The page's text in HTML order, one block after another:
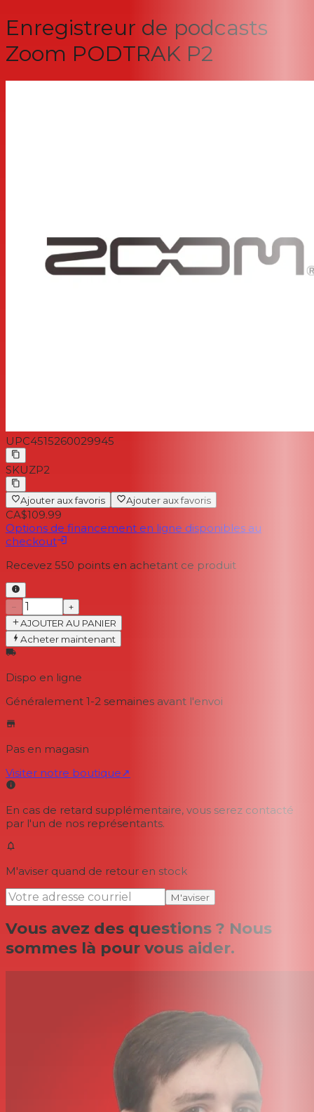
Enregistreur de podcasts
Zoom PODTRAK P2
UPC4515260029945
SKUZP2
Ajouter aux favoris Ajouter aux favoris
CA$109.99
Options de financement en ligne disponibles au
checkout
Recevez 550 points en achetant ce produit
−
+
AJOUTER AU PANIER
Acheter maintenant
Dispo en ligne
Généralement 1-2 semaines avant l'envoi
Pas en magasin
Visiter notre boutique↗
En cas de retard supplémentaire, vous serez contacté
par l'un de nos représentants.
M'aviser quand de retour en stock
M'aviser
Vous avez des questions ? Nous
sommes là pour vous aider.